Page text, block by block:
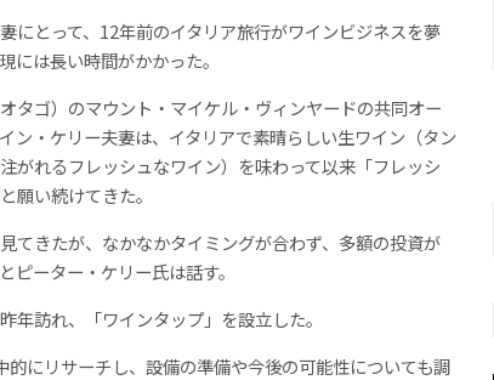
にとって、12年前のイタリア旅行がワインビジネスを夢
には長い時間がかかった。
タゴ）のマウント・マイケル・ヴィンヤードの共同オー
ン・ケリー夫妻は、イタリアで素晴らしい生ワイン（タン
がれるフレッシュなワイン）を味わって以来「フレッシ
願い続けてきた。
てきたが、なかなかタイミングが合わず、多額の投資が
ピーター・ケリー氏は話す。
年訪れ、「ワインタップ」を設立した。
的にリサーチし、設備の準備や今後の可能性についても調